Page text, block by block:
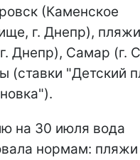
(Каменское
г. Днепр),
Днепр), Самар (г.
(ставки "Детский
на 30 июля вода
нормам: пляжи